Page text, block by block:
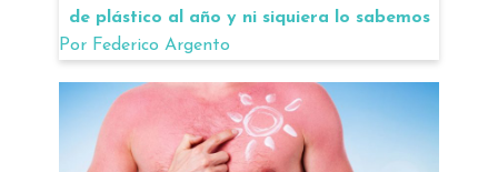
de plástico al año y ni siquiera lo sabemos
Por Federico Argento